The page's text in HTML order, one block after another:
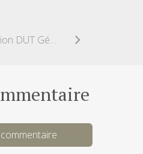
Lettre de motivation DUT Génie Electrique et Informatique Industrielle